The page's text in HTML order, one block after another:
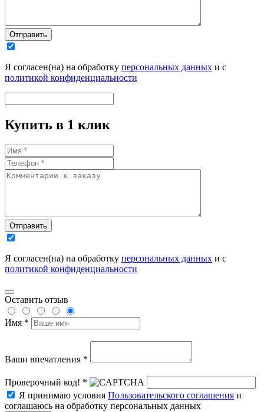
Отправить
Я согласен(на) на обработку персональных данных и с
политикой конфиденциальности
Купить в 1 клик
Отправить
Я согласен(на) на обработку персональных данных и с
политикой конфиденциальности
Оставить отзыв
Имя *
Ваши впечатления *
Проверочный код! *
Я принимаю условия Пользовательского соглашения и
соглашаюсь на обработку персональных данных